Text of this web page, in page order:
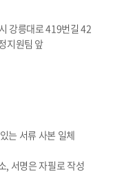
강릉대로 419번길 42
지원팀 앞
는 서류 사본 일체
서명은 자필로 작성